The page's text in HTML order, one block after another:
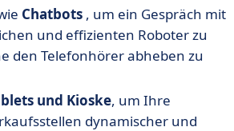
Chatbots , um ein Gespräch mit
und effizienten Roboter zu
den Telefonhörer abheben zu
und Kioske, um Ihre
dynamischer und